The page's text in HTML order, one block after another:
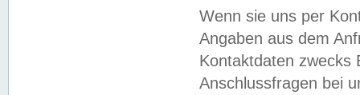
Wenn sie uns per
Angaben aus dem
Kontaktdaten zwecks
Anschlussfragen bei